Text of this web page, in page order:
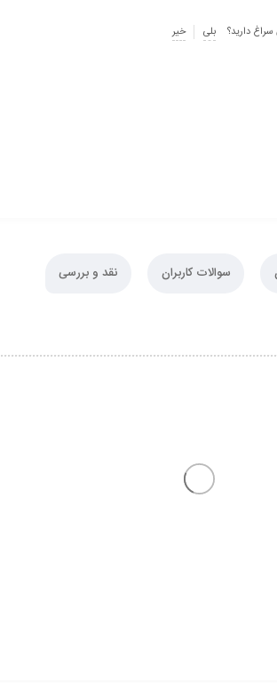
دارید؟ بلی خیر
سوالات کاربران نقد و بررسی